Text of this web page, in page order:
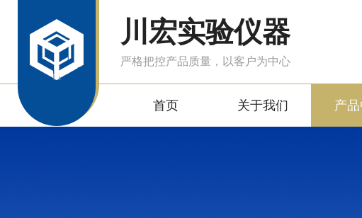
川宏实验仪器
严格把控产品质量，以客户为中心
首页 关于我们 产